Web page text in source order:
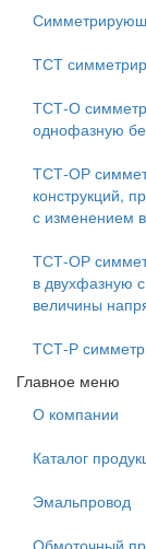
ТСТ
ТСТ-О
однофазную
ТСТ-ОР
конструкций,
с изменением
ТСТ-ОР
в двухфазную
величины
ТСТ-Р
Главное меню
О компании
Каталог
Эмальпровод